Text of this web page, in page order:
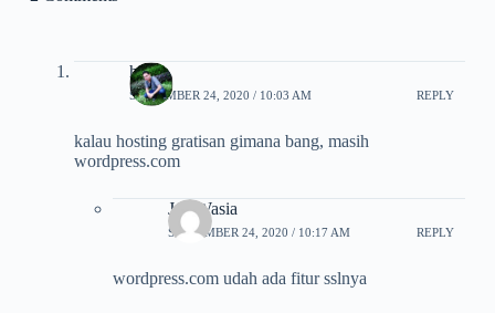
harrie
SEPTEMBER 24, 2020 / 10:03 AM REPLY
kalau hosting gratisan gimana bang, masih
wordpress.com
Joe Wasia
SEPTEMBER 24, 2020 / 10:17 AM REPLY
wordpress.com udah ada fitur sslnya